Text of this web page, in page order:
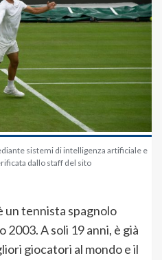
sistemi di intelligenza artificiale e
dallo staff del sito
un tennista spagnolo
2003. A soli 19 anni, è già
giocatori al mondo e il